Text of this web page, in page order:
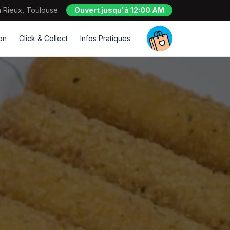
Rieux, Toulouse Ouvert jusqu'à 12:00 AM
Click & Collect Infos Pratiques